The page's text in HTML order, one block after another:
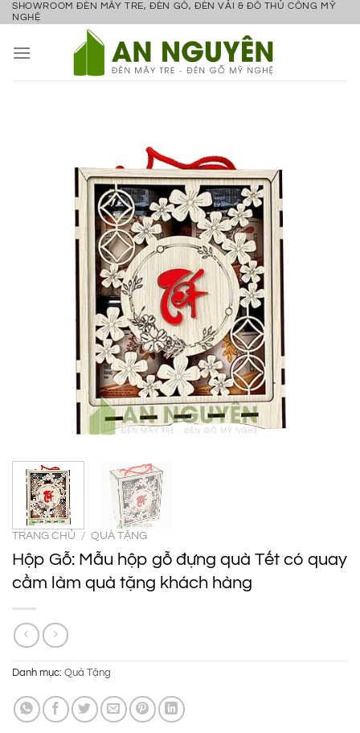
Bỏ
nội
SHOWROOM ĐÈN MÂY TRE, ĐÈN GỖ, ĐÈN VẢI & ĐỒ THỦ CÔNG MỸ
NGHỆ
TRANG CHỦ / QUÀ TẶNG
Hộp Gỗ: Mẫu hộp gỗ đựng quà Tết có quay
cầm làm quà tặng khách hàng
Danh mục: Quà Tặng